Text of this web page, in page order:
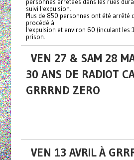
suivi l'expulsion.
Plus de 850 personnes ont été arrêté
procédé à
l'expulsion et environ 60 (inculant les
prison.
VEN 27 & SAM 28
30 ANS DE RADIOT
GRRRND ZERO
VEN 13 AVRIL À